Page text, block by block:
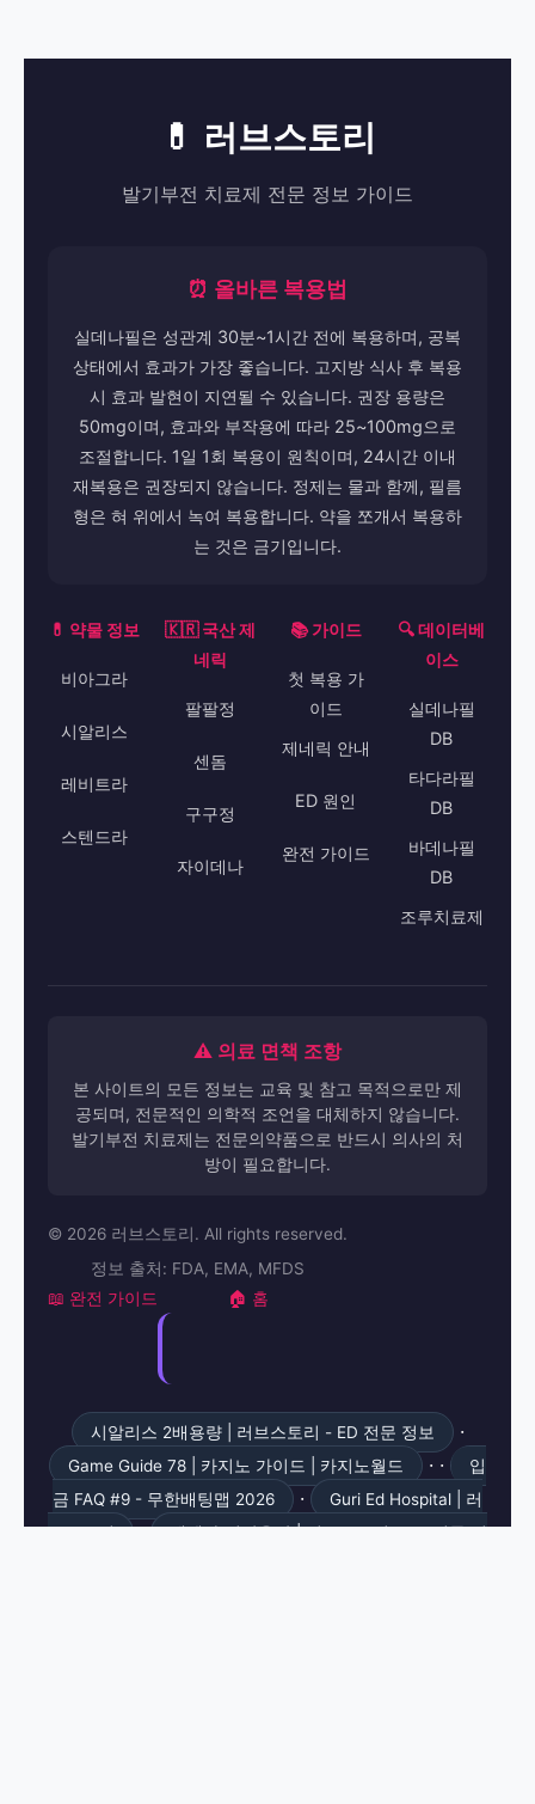
💊 러브스토리
발기부전 치료제 전문 정보 가이드
⏰ 올바른 복용법
실데나필은 성관계 30분~1시간 전에 복용하며, 공복
상태에서 효과가 가장 좋습니다. 고지방 식사 후 복용
시 효과 발현이 지연될 수 있습니다. 권장 용량은
50mg이며, 효과와 부작용에 따라 25~100mg으로
조절합니다. 1일 1회 복용이 원칙이며, 24시간 이내
재복용은 권장되지 않습니다. 정제는 물과 함께, 필름
형은 혀 위에서 녹여 복용합니다. 약을 쪼개서 복용하
는 것은 금기입니다.
💊 약물 정보
비아그라
시알리스
레비트라
스텐드라
🇰🇷 국산 제
네릭
팔팔정
센돔
구구정
자이데나
📚 가이드
첫 복용 가
이드
제네릭 안내
ED 원인
완전 가이드
🔍 데이터베
이스
실데나필
DB
타다라필
DB
바데나필
DB
조루치료제
⚠️ 의료 면책 조항
본 사이트의 모든 정보는 교육 및 참고 목적으로만 제
공되며, 전문적인 의학적 조언을 대체하지 않습니다.
발기부전 치료제는 전문의약품으로 반드시 의사의 처
방이 필요합니다.
© 2026 러브스토리. All rights reserved.
정보 출처: FDA, EMA, MFDS
📖 완전 가이드 🏠 홈
시알리스 2배용량 | 러브스토리 - ED 전문 정보 ·
Game Guide 78 | 카지노 가이드 | 카지노월드 · ·
입
금 FAQ #9 - 무한배팅맵 2026
·
Guri Ed Hospital | 러
브스토리
·
에렉타 시작용량 | 러브스토리 - ED 전문 정